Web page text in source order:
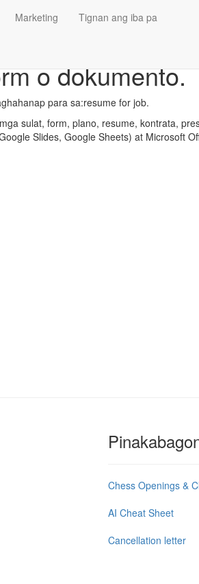
Marketing Tignan ang iba pa
o dokumento.
para sa:resume for job.
sulat, form, plano, resume, kontrata,
Slides, Google Sheets) at Microsoft
Chess Openings &
AI Cheat Sheet
Cancellation letter